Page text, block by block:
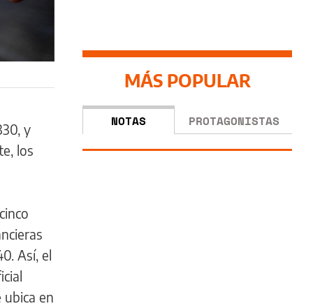
y
los
Así, el
en
MÁS POPULAR
NOTAS PROTAGONISTAS